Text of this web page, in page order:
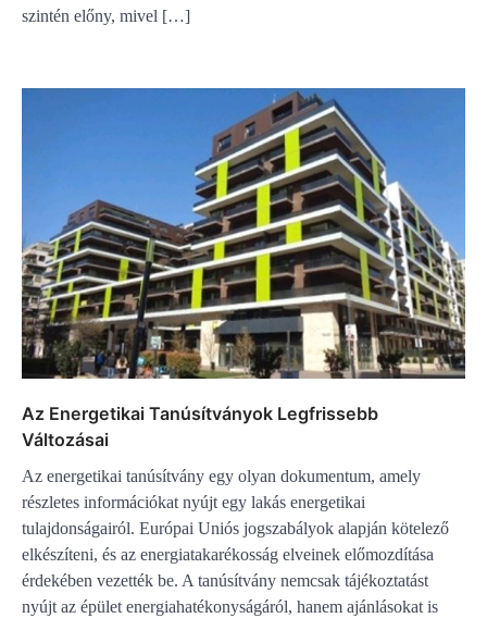
szintén előny, mivel […]
Az Energetikai Tanúsítványok Legfrissebb
Változásai
Az energetikai tanúsítvány egy olyan dokumentum, amely
részletes információkat nyújt egy lakás energetikai
tulajdonságairól. Európai Uniós jogszabályok alapján kötelező
elkészíteni, és az energiatakarékosság elveinek előmozdítása
érdekében vezették be. A tanúsítvány nemcsak tájékoztatást
nyújt az épület energiahatékonyságáról, hanem ajánlásokat is